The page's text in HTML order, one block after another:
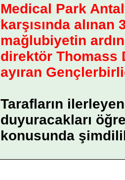
Medical Park
karşısında alınan
mağlubiyetin
direktör Thomass
ayıran
Tarafların
duyuracakları
konusunda